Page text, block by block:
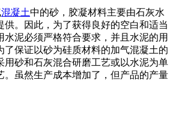
混凝土中的砂，胶凝材料主要由石灰水
供。因此，为了获得良好的空白和适当
水泥必须严格符合要求，并且水泥的用
了保证以砂为硅质材料的加气混凝土的
用砂和石灰混合研磨工艺或以水泥为单
。虽然生产成本增加了，但产品的产量